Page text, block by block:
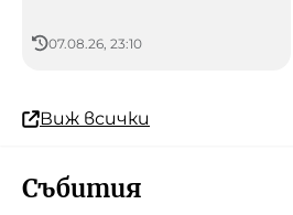
07.08.26, 23:10
Виж всички
Събития